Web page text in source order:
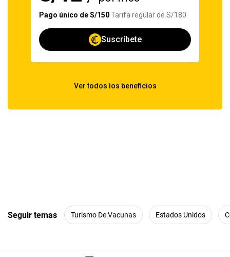
Seguir temas Turismo De Vacunas Estados Unidos